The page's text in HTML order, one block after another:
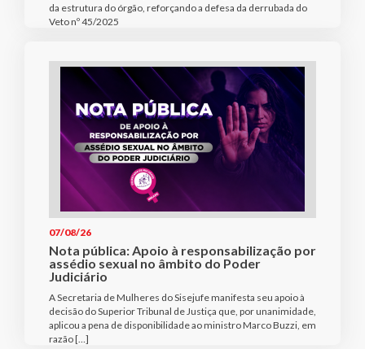
da estrutura do órgão, reforçando a defesa da derrubada do
Veto nº 45/2025
07/08/26
Nota pública: Apoio à responsabilização por
assédio sexual no âmbito do Poder
Judiciário
A Secretaria de Mulheres do Sisejufe manifesta seu apoio à
decisão do Superior Tribunal de Justiça que, por unanimidade,
aplicou a pena de disponibilidade ao ministro Marco Buzzi, em
razão […]